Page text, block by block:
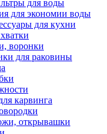
для воды
для экономии воды
для кухни
воронки
для раковины
карвинга
открывашки